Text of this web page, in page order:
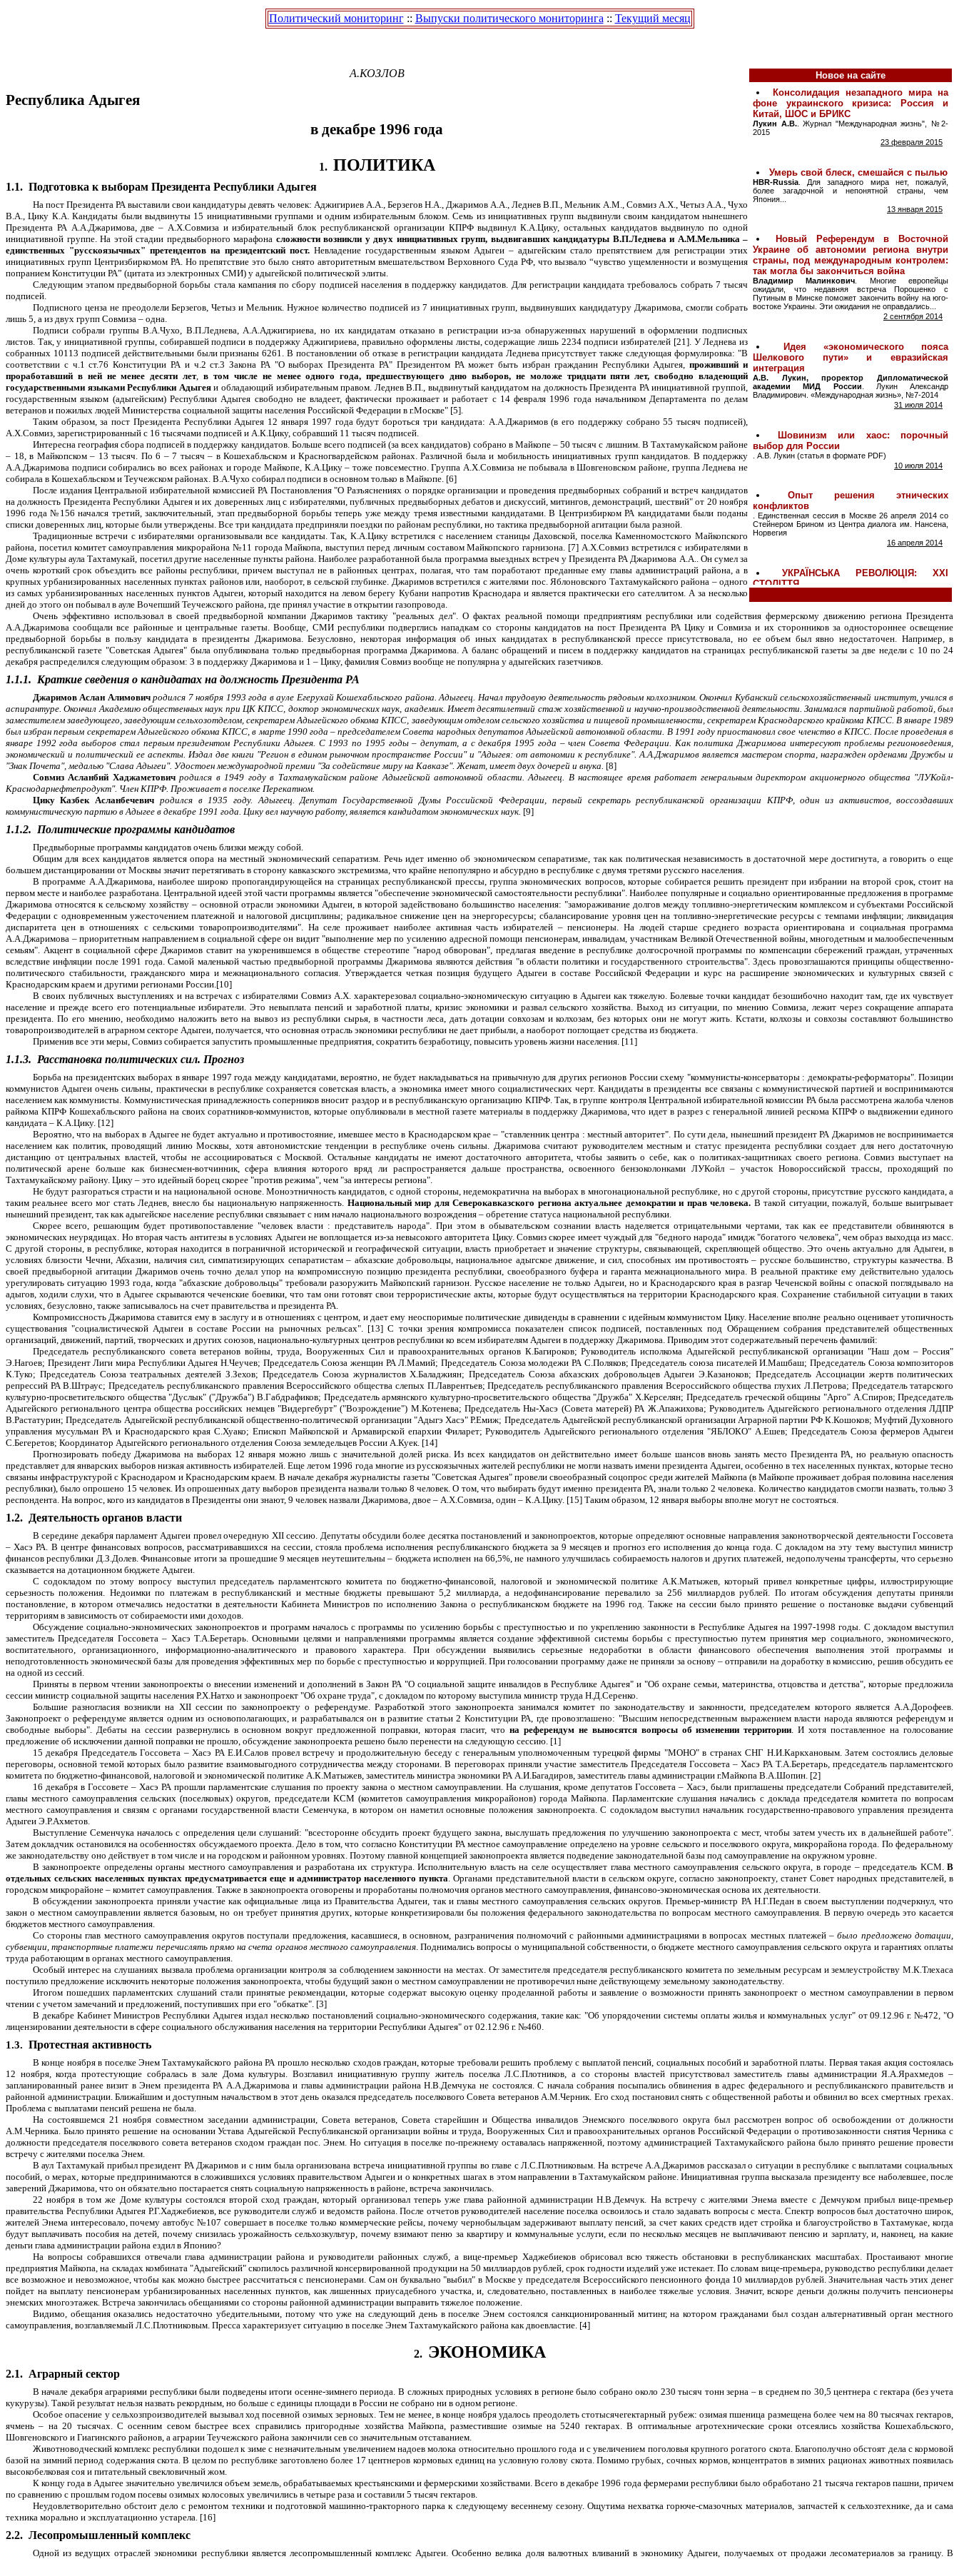
Политический мониторинг:: Выпуски политического мониторинга :: Текущий месяц
Новое на сайте
А.КОЗЛОВ
Республика Адыгея
в декабре 1996 года
1. ПОЛИТИКА
1.1. Подготовка к выборам Президента Республики Адыгея
На пост Президента РА выставили свои кандидатуры девять человек: Аджигириев А.А., Берзегов Н.А., Джаримов А.А., Леднев В.П., Мельник А.М., Совмиз А.Х., Четыз А.А., Чухо
В.А., Цику К.А. Кандидаты были выдвинуты 15 инициативными группами и одним избирательным блоком. Семь из инициативных групп выдвинули своим кандидатом нынешнего
Президента РА А.А.Джаримова, две – А.Х.Совмиза и избирательный блок республиканской организации КПРФ выдвинул К.А.Цику, остальных кандидатов выдвинуло по одной
инициативной группе. На этой стадии предвыборного марафона сложности возникли у двух инициативных групп, выдвигавших кандидатуры В.П.Леднева и А.М.Мельника –
единственных "русскоязычных" претендентов на президентский пост. Невладение государственным языком Адыгеи – адыгейским стало препятствием для регистрации этих
инициативных групп Центризбиркомом РА. Но препятствие это было снято авторитетным вмешательством Верховного Суда РФ, что вызвало “чувство ущемленности и возмущения
попранием Конституции РА” (цитата из электронных СМИ) у адыгейской политической элиты.
Следующим этапом предвыборной борьбы стала кампания по сбору подписей населения в поддержку кандидатов. Для регистрации кандидата требовалось собрать 7 тысяч
подписей.
Подписного ценза не преодолели Берзегов, Четыз и Мельник. Нужное количество подписей из 7 инициативных групп, выдвинувших кандидатуру Джаримова, смогли собрать
лишь 5, а из двух групп Совмиза – одна.
Подписи собрали группы В.А.Чухо, В.П.Леднева, А.А.Аджигириева, но их кандидатам отказано в регистрации из-за обнаруженных нарушений в оформлении подписных
листов. Так, у инициативной группы, собиравшей подписи в поддержку Аджигириева, правильно оформлены листы, содержащие лишь 2234 подписи избирателей [21]. У Леднева из
собранных 10113 подписей действительными были признаны 6261. В постановлении об отказе в регистрации кандидата Леднева присутствует также следующая формулировка: "В
соответствии с ч.1 ст.76 Конституции РА и ч.2 ст.3 Закона РА "О выборах Президента РА" Президентом РА может быть избран гражданин Республики Адыгея,проживший и
проработавший в ней не менее десяти лет, в том числе не менее одного года, предшествующего дню выборов, не моложе тридцати пяти лет, свободно владеющий
государственными языками Республики Адыгеяи обладающий избирательным правом. Леднев В.П., выдвинутый кандидатом на должность Президента РА инициативной группой,
государственным языком (адыгейским) Республики Адыгея свободно не владеет, фактически проживает и работает с 14 февраля 1996 года начальником Департамента по делам
ветеранов и пожилых людей Министерства социальной защиты населения Российской Федерации в г.Москве" [5].
Таким образом, за пост Президента Республики Адыгея 12 января 1997 года будут бороться три кандидата: А.А.Джаримов (в его поддержку собрано 55 тысяч подписей),
А.Х.Совмиз, зарегистрированный с 16 тысячами подписей и А.К.Цику, собравший 11 тысяч подписей.
Интересна география сбора подписей в поддержку кандидатов. Больше всего подписей (за всех кандидатов) собрано в Майкопе – 50 тысяч с лишним. В Тахтамукайском районе
– 18, в Майкопском – 13 тысяч. По 6 – 7 тысяч – в Кошехабльском и Красногвардейском районах. Различной была и мобильность инициативных групп кандидатов. В поддержку
А.А.Джаримова подписи собирались во всех районах и городе Майкопе, К.А.Цику – тоже повсеместно. Группа А.Х.Совмиза не побывала в Шовгеновском районе, группа Леднева не
собирала в Кошехабльском и Теучежском районах. В.А.Чухо собирал подписи в основном только в Майкопе. [6]
После издания Центральной избирательной комиссией РА Постановления "О Разъяснениях о порядке организации и проведения предвыборных собраний и встреч кандидатов
на должность Президента Республики Адыгея и их доверенных лиц с избирателями, публичных предвыборных дебатов и дискуссий, митингов, демонстраций, шествий" от 20 ноября
1996 года №156 начался третий, заключительный, этап предвыборной борьбы теперь уже между тремя известными кандидатами. В Центризбирком РА кандидатами были поданы
списки доверенных лиц, которые были утверждены. Все три кандидата предприняли поездки по районам республики, но тактика предвыборной агитации была разной.
Традиционные встречи с избирателями организовывали все кандидаты. Так, К.А.Цику встретился с населением станицы Даховской, поселка Каменномостского Майкопского
района, посетил комитет самоуправления микрорайона №11 города Майкопа, выступил перед личным составом Майкопского гарнизона. [7] А.Х.Совмиз встретился с избирателями в
Доме культуры аула Тахтамукай, посетил другие населенные пункты района. Наиболее разработанной была программа выездных встреч у Президента РА Джаримова А.А.. Он сумел за
очень короткий срок объездить все районы республики, причем выступал не в районных центрах, полагая, что там поработают преданные ему главы администраций района, а в
крупных урбанизированных населенных пунктах районов или, наоборот, в сельской глубинке. Джаримов встретился с жителями пос. Яблоновского Тахтамукайского района – одного
из самых урбанизированных населенных пунктов Адыгеи, который находится на левом берегу Кубани напротив Краснодара и является практически его сателлитом. А за несколько
дней до этого он побывал в ауле Вочепший Теучежского района, где принял участие в открытии газопровода.
Очень эффективно использовал в своей предвыборной компании Джаримов тактику "реальных дел". О фактах реальной помощи предприятиям республики или содействия фермерскому движению региона Президента
А.А.Джаримова сообщали все районные и центральные газеты. Вообще, СМИ республики подверглись нападкам со стороны кандидатов на пост Президента РА Цику и Совмиза и их сторонников за одностороннее освещение
предвыборной борьбы в пользу кандидата в президенты Джаримова. Безусловно, некоторая информация об иных кандидатах в республиканской прессе присутствовала, но ее объем был явно недостаточен. Например, в
республиканской газете "Советская Адыгея" была опубликована только предвыборная программа Джаримова. А баланс обращений и писем в поддержку кандидатов на страницах республиканской газеты за две недели с 10 по 24
декабря распределился следующим образом: 3 в поддержку Джаримова и 1 – Цику, фамилия Совмиз вообще не популярна у адыгейских газетчиков.
1.1.1. Краткие сведения о кандидатах на должность Президента РА
Джаримов Аслан Алимович родился 7 ноября 1993 года в ауле Егерухай Кошехабльского района. Адыгеец. Начал трудовую деятельность рядовым колхозником. Окончил Кубанский сельскохозяйственный институт, учился в
аспирантуре. Окончил Академию общественных наук при ЦК КПСС, доктор экономических наук, академик. Имеет десятилетний стаж хозяйственной и научно-производственной деятельности. Занимался партийной работой, был
заместителем заведующего, заведующим сельхозотделом, секретарем Адыгейского обкома КПСС, заведующим отделом сельского хозяйства и пищевой промышленности, секретарем Краснодарского крайкома КПСС. В январе 1989
был избран первым секретарем Адыгейского обкома КПСС, в марте 1990 года – председателем Совета народных депутатов Адыгейской автономной области. В 1991 году приостановил свое членство в КПСС. После проведения в
январе 1992 года выборов стал первым президентом Республики Адыгея. С 1993 по 1995 годы – депутат, а с декабря 1995 года – член Совета Федерации. Как политика Джаримова интересуют проблемы регионоведения,
экономический и политический ее аспекты. Издал две книги "Регион в едином рыночном пространстве России" и "Адыгея: от автономии к республике". А.А.Джаримов является мастером спорта, награжден орденами Дружбы и
"Знак Почета", медалью "Слава Адыгеи". Удостоен международной премии "За содействие миру на Кавказе". Женат, имеет двух дочерей и внука. [8]
Совмиз Асланбий Хаджаметович родился в 1949 году в Тахтамукайском районе Адыгейской автономной области. Адыгеец. В настоящее время работает генеральным директором акционерного общества "ЛУКойл-
Краснодарнефтепродукт". Член КПРФ. Проживает в поселке Перекатном.
Цику Казбек Асланбечевич родился в 1935 году. Адыгеец. Депутат Государственной Думы Российской Федерации, первый секретарь республиканской организации КПРФ, один из активистов, воссоздавших
коммунистическую партию в Адыгее в декабре 1991 года. Цику вел научную работу, является кандидатом экономических наук. [9]
1.1.2. Политические программы кандидатов
Предвыборные программы кандидатов очень близки между собой.
Общим для всех кандидатов является опора на местный экономический сепаратизм. Речь идет именно об экономическом сепаратизме, так как политическая независимость в достаточной мере достигнута, а говорить о еще
большем дистанцировании от Москвы значит перетягивать в сторону кавказского экстремизма, что крайне непопулярно и абсурдно в республике с двумя третями русского населения.
В программе А.А.Джаримова, наиболее широко пропогандирующейся на страницах республиканской прессы, группа экономических вопросов, которые собирается решить президент при избрании на второй срок, стоит на
первом месте и наиболее разработана. Центральной идеей этой части программы является "обеспечение экономической самостоятельности республики". Наиболее популярные и социально ориентированные предложения в программе
Джаримова относятся к сельскому хозяйству – основной отрасли экономики Адыгеи, в которой задействовано большинство населения: "замораживание долгов между топливно-энергетическим комплексом и субъектами Российской
Федерации с одновременным ужесточением платежной и налоговой дисциплины; радикальное снижение цен на энергоресурсы; сбалансирование уровня цен на топливно-энергетические ресурсы с темпами инфляции; ликвидация
диспаритета цен в отношениях с сельскими товаропроизводителями". На селе проживает наиболее активная часть избирателей – пенсионеры. На людей старше среднего возраста ориентирована и социальная программа
А.А.Джаримова – приоритетным направлением в социальной сфере он видит "выполнение мер по усилению адресной помощи пенсионерам, инвалидам, участникам Великой Отечественной войны, многодетным и малообеспеченным
семьям". Акцент в социальной сфере Джаримов ставит на укоренившемся в обществе стереотипе "народ обворован", предлагая введение в республике долгосрочной программы по компенсации сбережений граждан, утраченных
вследствие инфляции после 1991 года. Самой маленькой частью предвыборной программы Джаримова являются действия "в области политики и государственного строительства". Здесь провозглашаются принципы общественно-
политического стабильности, гражданского мира и межнационального согласия. Утверждается четкая позиция будущего Адыгеи в составе Российской Федерации и курс на расширение экономических и культурных связей с
Краснодарским краем и другими регионами России.[10]
В своих публичных выступлениях и на встречах с избирателями Совмиз А.Х. характерезовал социально-экономическую ситуацию в Адыгеи как тяжелую. Болевые точки кандидат безошибочно находит там, где их чувствует
население и прежде всего его потенциальные избиратели. Это невыплата пенсий и заработной платы, кризис экономики и развал сельского хозяйства. Выход из ситуации, по мнению Совмиза, лежит через сокращение аппарата
президента. По его мнению, необходимо наложить вето на вывоз из республики сырья, в частности леса, дать дотации совхозам и колхозам, без которых они не могут жить. Кстати, колхозы и совхозы составляют большинство
товаропроизводителей в аграрном секторе Адыгеи, получается, что основная отрасль экономики республики не дает прибыли, а наоборот поглощает средства из бюджета.
Применив все эти меры, Совмиз собирается запустить промышленные предприятия, сократить безработицу, повысить уровень жизни населения. [11]
1.1.3. Расстановка политических сил. Прогноз
Борьба на президентских выборах в январе 1997 года между кандидатами, вероятно, не будет накладываться на привычную для других регионов России схему "коммунисты-консерваторы : демократы-реформаторы". Позиции
коммунистов Адыгеи очень сильны, практически в республике сохраняется советская власть, а экономика имеет много социалистических черт. Кандидаты в президенты все связаны с коммунистической партией и воспринимаются
населением как коммунисты. Коммунистическая принадлежность соперников вносит раздор и в республиканскую организацию КПРФ. Так, в группе контроля Центральной избирательной комиссии РА была рассмотрена жалоба членов
райкома КПРФ Кошехабльского района на своих соратников-коммунистов, которые опубликовали в местной газете материалы в поддержку Джаримова, что идет в разрез с генеральной линией рескома КПРФ о выдвижении единого
кандидата – К.А.Цику. [12]
Вероятно, что на выборах в Адыгее не будет актуально и противостояние, имевшее место в Краснодарском крае – "ставленник центра : местный авторитет". По сути дела, нынешний президент РА Джаримов не воспринимается
населением как политик, проводящий линию Москвы, хотя автономистские тенденции в республике очень сильны. Джаримова считают руководителем местным и статус президента республики создает для него достаточную
дистанцию от центральных властей, чтобы не ассоциироваться с Москвой. Остальные кандидаты не имеют достаточного авторитета, чтобы заявить о себе, как о политиках-защитниках своего региона. Совмиз выступает на
политической арене больше как бизнесмен-вотчинник, сфера влияния которого вряд ли распространяется дальше пространства, освоенного бензоколонками ЛУКойл – участок Новороссийской трассы, проходящий по
Тахтамукайскому району. Цику – это идейный борец скорее "против режима", чем "за интересы региона".
Не будут разгораться страсти и на национальной основе. Моноэтничность кандидатов, с одной стороны, недемократична на выборах в многонациональной республике, но с другой стороны, присутствие русского кандидата, а
таким реальнее всего мог стать Леднев, внесло бы национальную напряженность. Национальный мир для Северокавказского региона актуальнее демократии и прав человека. В такой ситуации, пожалуй, больше выигрывает
нынешний президент, так как адыгейское население республики связывает с ним начало национального возрождения – обретение статуса национальной республики.
Скорее всего, решающим будет противопоставление "человек власти : представитель народа". При этом в обывательском сознании власть наделяется отрицательными чертами, так как ее представители обвиняются в
экономических неурядицах. Но вторая часть антитезы в условиях Адыгеи не воплощается из-за невысокого авторитета Цику. Совмиз скорее имеет чуждый для "бедного народа" имидж "богатого человека", чем образ выходца из масс.
С другой стороны, в республике, которая находится в пограничной исторической и географической ситуации, власть приобретает и значение структуры, связывающей, скрепляющей общество. Это очень актуально для Адыгеи, в
условиях близости Чечни, Абхазии, наличия сил, симпатизирующих сепаратистам – абхазские добровольцы, национальное адыгское движение, и сил, способных им противостоять – русское большинство, структуры казачества. В
своей предвыборной агитации Джаримов очень точно делал упор на компромиссную позицию президента республики, своеобразного буфера и гаранта межнационального мира. В реальной практике ему действительно удалось
урегулировать ситуацию 1993 года, когда "абхазские добровольцы" требовали разоружить Майкопский гарнизон. Русское население не только Адыгеи, но и Краснодарского края в разгар Чеченской войны с опаской поглядывало на
адыгов, ходили слухи, что в Адыгее скрываются чеченские боевики, что там они готовят свои террористические акты, которые будут осуществляться на территории Краснодарского края. Сохранение стабильной ситуации в таких
условиях, безусловно, также записывалось на счет правительства и президента РА.
Компромиссность Джаримова ставится ему в заслугу и в отношениях с центром, и дает ему неоспоримые политические дивиденды в сравнении с идейным коммунистом Цику. Население вполне реально оценивает утопичность
существования "социалистической Адыгеи в составе России на рыночных рельсах". [13] С точки зрения компромисса показателен список подписей, поставленных под Обращением собрания представителей общественных
организаций, движений, партий, творческих и других союзов, национально-культурных центров республики ко всем избирателям Адыгеи в поддержку Джаримова. Приводим этот содержательный перечень фамилий:
Председатель республиканского совета ветеранов войны, труда, Вооруженных Сил и правоохранительных органов К.Багироков; Руководитель исполкома Адыгейской республиканской организации "Наш дом – Россия"
Э.Нагоев; Президент Лиги мира Республики Адыгея Н.Чеучев; Председатель Союза женщин РА Л.Мамий; Председатель Союза молодежи РА С.Поляков; Председатель союза писателей И.Машбаш; Председатель Союза композиторов
К.Туко; Председатель Союза театральных деятелей З.Зехов; Председатель Союза журналистов Х.Баладжиян; Председатель Союза абхазских добровольцев Адыгеи Э.Казаноков; Председатель Ассоциации жертв политических
репрессий РА В.Штраус; Председатель республиканского правления Всероссийского общества слепых П.Лаврентьев; Председатель республиканского правления Всероссийского общества глухих Л.Петрова; Председатель татарского
культурно-просветительского общества "Дуслык" ("Дружба") В.Габдрафиков; Председатель армянского культурно-просветительского общества "Дружба" Х.Керселян; Председатель греческой общины "Арго" А.Спиров; Председатель
Адыгейского регионального центра общества российских немцев "Видергебурт" ("Возрождение") М.Котенева; Председатель Ны-Хасэ (Совета матерей) РА Ж.Апажихова; Руководитель Адыгейского регионального отделения ЛДПР
В.Растатурин; Председатель Адыгейской республиканской общественно-политической организации "Адыгэ Хасэ" Р.Емиж; Председатель Адыгейской республиканской организации Аграрной партии РФ К.Кошоков; Муфтий Духовного
управления мусульман РА и Краснодарского края С.Хуако; Епископ Майкопской и Армавирской епархии Филарет; Руководитель Адыгейского регионального отделения "ЯБЛОКО" А.Ешев; Председатель Союза фермеров Адыгеи
С.Бегеретов; Координатор Адыгейского регионального отделения Союза земледельцев России А.Куек. [14]
Прогнозировать победу Джаримова на выборах 12 января можно лишь с значительной долей риска. Из всех кандидатов он действительно имеет больше шансов вновь занять место Президента РА, но реальную опасность
представляет для январских выборов низкая активность избирателей. Еще летом 1996 года многие из русскоязычных жителей республики не могли назвать имени президента Адыгеи, особенно в тех населенных пунктах, которые тесно
связаны инфраструктурой с Краснодаром и Краснодарским краем. В начале декабря журналисты газеты "Советская Адыгея" провели своеобразный соцопрос среди жителей Майкопа (в Майкопе проживает добрая половина населения
республики), было опрошено 15 человек. Из опрошенных дату выборов президента назвали только 8 человек. О том, что выбирать будут именно президента РА, знали только 2 человека. Количество кандидатов смогли назвать, только 3
респондента. На вопрос, кого из кандидатов в Президенты они знают, 9 человек назвали Джаримова, двое – А.Х.Совмиза, один – К.А.Цику. [15] Таким образом, 12 января выборы вполне могут не состояться.
1.2. Деятельность органов власти
В середине декабря парламент Адыгеи провел очередную XII сессию. Депутаты обсудили более десятка постановлений и законопроектов, которые определяют основные направления законотворческой деятельности Госсовета
– Хасэ РА. В центре финансовых вопросов, рассматривавшихся на сессии, стояла проблема исполнения республиканского бюджета за 9 месяцев и прогноз его исполнения до конца года. С докладом на эту тему выступил министр
финансов республики Д.З.Долев. Финансовые итоги за прошедшие 9 месяцев неутешительны – бюджета исполнен на 66,5%, не намного улучшилась собираемость налогов и других платежей, недополучены трансферты, что серьезно
сказывается на дотационном бюджете Адыгеи.
С содокладом по этому вопросу выступил председатель парламентского комитета по бюджетно-финансовой, налоговой и экономической политике А.К.Матыжев, который привел конкретные цифры, иллюстрирующие
серьезность положения. Недоимки по платежам в республиканский и местные бюджеты превышают 5,2 миллиарда, а недофинансирование перевалило за 256 миллиардов рублей. По итогам обсуждения депутаты приняли
постановление, в котором отмечались недостатки в деятельности Кабинета Министров по исполнению Закона о республиканском бюджете на 1996 год. Также на сессии было принято решение о постановке выдачи субвенций
территориям в зависимость от собираемости ими доходов.
Обсуждение социально-экономических законопроектов и программ началось с программы по усилению борьбы с преступностью и по укреплению законности в Республике Адыгея на 1997-1998 годы. С докладом выступил
заместитель Председателя Госсовета – Хасэ Т.А.Беретарь. Основными целями и направлениями программы является создание эффективной системы борьбы с преступностью путем принятия мер социального, экономического,
воспитательного, организационного, информационно-аналитического и правового характера. При обсуждении выявились серьезные недоработки в области финансового обеспечения выполнения этой программы и
неподготовленность экономической базы для проведения эффективных мер по борьбе с преступностью и коррупцией. При голосовании программу даже не приняли за основу – отправили на доработку в комиссию, решив обсудить ее
на одной из сессий.
Приняты в первом чтении законопроекты о внесении изменений и дополнений в Закон РА "О социальной защите инвалидов в Республике Адыгея" и "Об охране семьи, материнства, отцовства и детства", которые предложила
сессии министр социальной защиты населения Р.Х.Натхо и законопроект "Об охране труда", с докладом по которому выступила министр труда Н.Д.Серенко.
Большие разногласия возникли на XII сессии по законопроекту о референдуме. Разработкой этого законопроекта занимался комитет по законодательству и законности, председателем которого является А.А.Дорофеев.
Законопроект о референдуме является одним из основополагающих, и разрабатывался он в развитие статьи 2 Конституции РА, где провозглашено: "Высшим непосредственным выражением власти народа являются референдум и
свободные выборы". Дебаты на сессии развернулись в основном вокруг предложенной поправки, которая гласит, что на референдум не выносятся вопросы об изменении территории. И хотя поставленное на голосование
предложение об исключении данной поправки не прошло, обсуждение законопроекта решено было перенести на следующую сессию. [1]
15 декабря Председатель Госсовета – Хасэ РА Е.И.Салов провел встречу и продолжительную беседу с генеральным уполномоченным турецкой фирмы "МОНО" в странах СНГ Н.И.Каркхановым. Затем состоялись деловые
переговоры, основной темой которых было развитие взаимовыгодного сотрудничества между сторонами. В переговорах приняли участие заместитель Председателя Госсовета – Хасэ РА Т.А.Беретарь, председатель парламентского
комитета по бюджетно-финансовой, налоговой и экономической политике А.К.Матыжев, заместитель министра экономики РА А.И.Багадиров, заместитель главы администрации г.Майкопа В.А.Шопин. [2]
16 декабря в Госсовете – Хасэ РА прошли парламентские слушания по проекту закона о местном самоуправлении. На слушания, кроме депутатов Госсовета – Хасэ, были приглашены председатели Собраний представителей,
главы местного самоуправления сельских (поселковых) округов, председатели КСМ (комитетов самоуправления микрорайонов) города Майкопа. Парламентские слушания начались с доклада председателя комитета по вопросам
местного самоуправления и связям с органами государственной власти Семенчука, в котором он наметил основные положения законопроекта. С содокладом выступил начальник государственно-правового управления президента
Адыгеи Э.Р.Ахметов.
Выступление Семенчука началось с определения цели слушаний: "всесторонне обсудить проект будущего закона, выслушать предложения по улучшению законопроекта с мест, чтобы затем учесть их в дальнейшей работе".
Затем докладчик остановился на особенностях обсуждаемого проекта. Дело в том, что согласно Конституции РА местное самоуправление определено на уровне сельского и поселкового округа, микрорайона города. По федеральному
же законодательству оно действует в том числе и на городском и районном уровнях. Поэтому главной концепцией законопроекта является подведение законодательной базы под самоуправление на окружном уровне.
В законопроекте определены органы местного самоуправления и разработана их структура. Исполнительную власть на селе осуществляет глава местного самоуправления сельского округа, в городе – председатель КСМ. В
отдельных сельских населенных пунктах предусматривается еще и администратор населенного пункта. Органами представительной власти в сельском округе, согласно законопроекту, станет Совет народных представителей, в
городском микрорайоне – комитет самоуправления. Также в законопроекта оговорены и проработаны полномочия органов местного самоуправления, финансово-экономическая основа их деятельности.
В обсуждении законопроекта приняли участие как официальные лица из Правительства Адыгеи, так и главы местного самоуправления сельских округов. Премьер-министр РА Н.Г.Педан в своем выступлении подчеркнул, что
закон о местном самоуправлении является базовым, но он требует принятия других, которые конкретизировали бы положения федерального законодательства по вопросам местного самоуправления. В первую очередь это касается
бюджетов местного самоуправления.
Со стороны глав местного самоуправления округов поступали предложения, касавшиеся, в основном, разграничения полномочий с районными администрациями в вопросах местных платежей –было предложено дотации,
субвенции, транспортные платежи перечислять прямо на счета органов местного самоуправления. Поднимались вопросы о муниципальной собственности, о бюджете местного самоуправления сельского округа и гарантиях оплаты
труда работающим в органах местного самоуправления.
Особый интерес на слушаниях вызвала проблема организации контроля за соблюдением законности на местах. От заместителя председателя республиканского комитета по земельным ресурсам и землеустройству М.К.Тлехаса
поступило предложение исключить некоторые положения законопроекта, чтобы будущий закон о местном самоуправлении не противоречил ныне действующему земельному законодательству.
Итогом пошедших парламентских слушаний стали принятые рекомендации, которые содержат высокую оценку проделанной работы и заявление о возможности принять законопроект о местном самоуправлении в первом
чтении с учетом замечаний и предложений, поступивших при его "обкатке". [3]
В декабре Кабинет Министров Республики Адыгея издал несколько постановлений социально-экономического содержания, такие как: "Об упорядочении системы оплаты жилья и коммунальных услуг" от 09.12.96 г. №472, "О
лицензировании деятельности в сфере социального обслуживания населения на территории Республики Адыгея" от 02.12.96 г. №460.
1.3. Протестная активность
В конце ноября в поселке Энем Тахтамукайского района РА прошло несколько сходов граждан, которые требовали решить проблему с выплатой пенсий, социальных пособий и заработной платы. Первая такая акция состоялась
12 ноября, когда протестующие собралась в зале Дома культуры. Возглавил инициативную группу житель поселка Л.С.Плотников, а со стороны властей присутствовал заместитель главы администрации Я.А.Ярахмедов –
запланированный ранее визит в Энем президента РА А.А.Джаримова и главы администрации района Н.В.Демчука не состоялся. С начала собрания посыпались обвинения в адрес федерального и республиканского правительств и
районной администрации. Ближайшим и доступным начальством в этот день оказался председатель поселкового Совета ветеранов А.М.Черник. Его сход постановил снять с общественной работы и обвинил во всех смертных грехах.
Проблема с выплатами пенсий решена не была.
На состоявшемся 21 ноября совместном заседании администрации, Совета ветеранов, Совета старейшин и Общества инвалидов Энемского поселкового округа был рассмотрен вопрос об освобождении от должности
А.М.Черника. Было принято решение на основании Устава Адыгейской Республиканской организации войны и труда, Вооруженных Сил и правоохранительных органов Российской Федерации о противозаконности снятия Черника с
должности председателя поселкового совета ветеранов сходом граждан пос. Энем. Но ситуация в поселке по-прежнему оставалась напряженной, поэтому администрацией Тахтамукайского района было принято решение провести
встречу с жителями поселка Энем.
В аул Тахтамукай прибыл президент РА Джаримов и с ним была организована встреча инициативной группы во главе с Л.С.Плотниковым. На встрече А.А.Джаримов рассказал о ситуации в республике с выплатами социальных
пособий, о мерах, которые предпринимаются в сложившихся условиях правительством Адыгеи и о конкретных шагах в этом направлении в Тахтамукайском районе. Инициативная группа высказала президенту все наболевшее, после
заверений Джаримова, что он обязательно постарается снять социальную напряженность в районе, встреча закончилась.
22 ноября в том же Доме культуры состоялся второй сход граждан, который организовал теперь уже глава районной администрации Н.В.Демчук. На встречу с жителями Энема вместе с Демчуком прибыл вице-премьер
правительства Республики Адыгея Р.Г.Хаджебиеков, все руководители служб и ведомств района. После отчетов руководителей население поселка освоилось и стало задавать вопросы с места. Спектр вопросов был достаточно широк,
жителей Энема интересовало, почему автобус №107 совершает в поселке только коммерческие рейсы, почему чернобыльцам задерживают выплату пенсий, за счет каких средств идет стройка и благоустройство в Тахтамукае, когда
будут выплачивать пособия на детей, почему снизилась урожайность сельхозкультур, почему взимают пеню за квартиру и коммунальные услуги, если по несколько месяцев не выплачивают пенсию и зарплату, и, наконец, на какие
деньги глава администрации района ездил в Японию?
На вопросы собравшихся отвечали глава администрации района и руководители районных служб, а вице-премьер Хаджебиеков обрисовал всю тяжесть обстановки в республиканских масштабах. Простаивают многие
предприятия Майкопа, на складах комбината "Адыгейский" скопилось различной консервированной продукции на 50 миллиардов рублей, срок годности изделий уже истекает. По словам вице-премьера, руководство республики делает
все возможное и невозможное, чтобы как можно быстрее рассчитаться с пенсионерами. Сам он буквально "выбил" в Москве у председателя Всероссийского пенсионного фонда 10 миллиардов рублей. Значительная часть этих денег
пойдет на выплату пенсионерам урбанизированных населенных пунктов, как лишенных приусадебного участка, и, следовательно, поставленных в наиболее тяжелые условия. Значит, вскоре деньги должны получить пенсионеры
энемских многоэтажек. Встреча закончилась обещаниями со стороны районной администрации выправить тяжелое положение.
Видимо, обещания оказались недостаточно убедительными, потому что уже на следующий день в поселке Энем состоялся санкционированный митинг, на котором гражданами был создан альтернативный орган местного
самоуправления, возглавляемый Л.С.Плотниковым. Пресса характеризует ситуацию в поселке Энем Тахтамукайского района как двоевластие. [4]
2. ЭКОНОМИКА
2.1. Аграрный сектор
В начале декабря аграриями республики были подведены итоги осенне-зимнего периода. В сложных природных условиях в регионе было собрано около 230 тысяч тонн зерна – в среднем по 30,5 центнера с гектара (без учета
кукурузы). Такой результат нельзя назвать рекордным, но больше с единицы площади в России не собрано ни в одном регионе.
Особое опасение у сельхозпроизводителей вызывал ход посевной озимых зерновых. Тем не менее, в конце ноября удалось преодолеть стотысячегектарный рубеж: озимая пшеница размещена более чем на 80 тысячах гектаров,
ячмень – на 20 тысячах. С осенним севом быстрее всех справились пригородные хозяйства Майкопа, разместившие озимые на 5240 гектарах. В оптимальные агротехнические сроки отсеялись хозяйства Кошехабльского,
Шовгеновского и Гиагинского районов, а аграрии Теучежского района закончили сев со значительным отставанием.
Животноводческий комплекс республики подошел к зиме с незначительным увеличением надоев молока относительно прошлого года и с увеличением поголовья крупного рогатого скота. Благополучно обстоят дела с кормовой
базой на зимний период содержания скота. В целом по республике заготовлено более 17 центнеров кормовых единиц на условную голову скота. Помимо грубых, сочных кормов, концентратов в зимних рационах животных появилась
высокобелковая соя и питательный свекловичный жом.
К концу года в Адыгее значительно увеличился объем земель, обрабатываемых крестьянскими и фермерскими хозяйствами. Всего в декабре 1996 года фермерами республики было обработано 21 тысяча гектаров пашни, причем
по сравнению с прошлым годом посевы озимых колосовых увеличились в четыре раза и составили 5 тысяч гектаров.
Неудовлетворительно обстоит дело с ремонтом техники и подготовкой машинно-тракторного парка к следующему весеннему сезону. Ощутима нехватка горюче-смазочных материалов, запчастей к сельхозтехнике, да и сама
техника морально и эксплуатационно устарела. [16]
2.2. Лесопромышленный комплекс
Одной из ведущих отраслей экономики республики является лесопромышленный комплекс Адыгеи. Особенно велика доля валютных вливаний в экономику Адыгеи, получаемых от продажи лесоматериалов за границу. В